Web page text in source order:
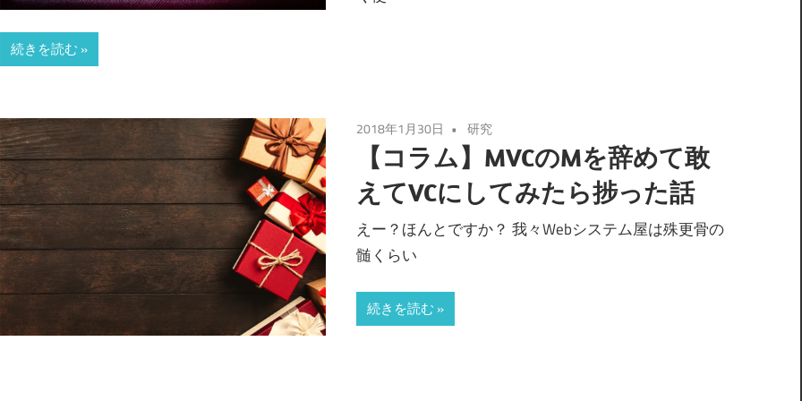
続きを読む
2018年1月30日 研究
【コラム】MVCのMを辞めて敢
えてVCにしてみたら捗った話
えー？ほんとですか？ 我々Webシステム屋は殊更骨の
髄くらい
続きを読む